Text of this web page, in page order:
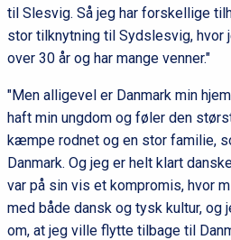
til Slesvig. Så jeg har forskellige
stor tilknytning til Sydslesvig, hvor
over 30 år og har mange venner."
"Men alligevel er Danmark min
haft min ungdom og føler den
kæmpe rodnet og en stor familie,
Danmark. Og jeg er helt klart
var på sin vis et kompromis, hvor
med både dansk og tysk kultur,
om, at jeg ville flytte tilbage til